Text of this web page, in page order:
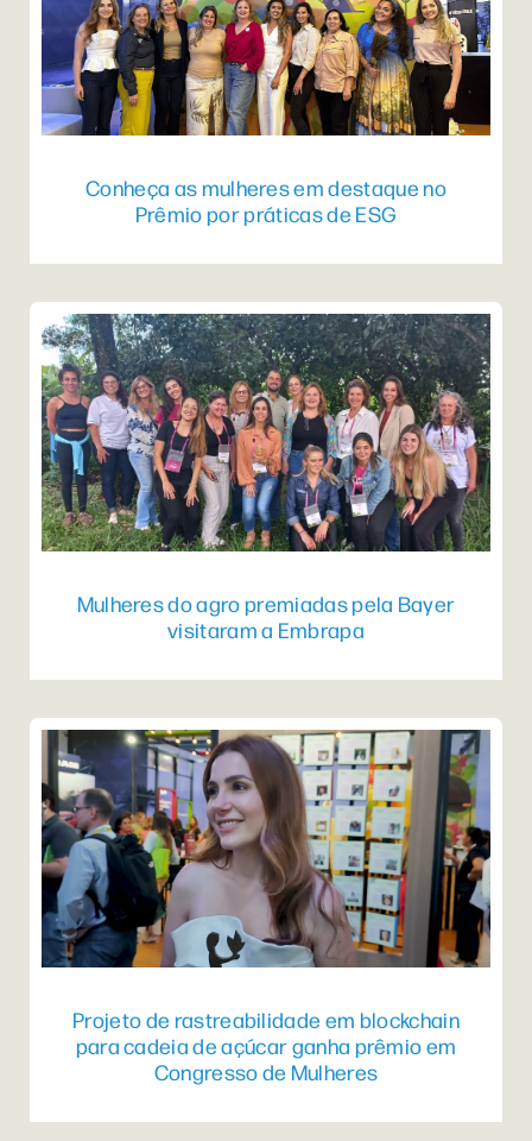
Conheça as mulheres em destaque no
Prêmio por práticas de ESG
Mulheres do agro premiadas pela Bayer
visitaram a Embrapa
Projeto de rastreabilidade em blockchain
para cadeia de açúcar ganha prêmio em
Congresso de Mulheres